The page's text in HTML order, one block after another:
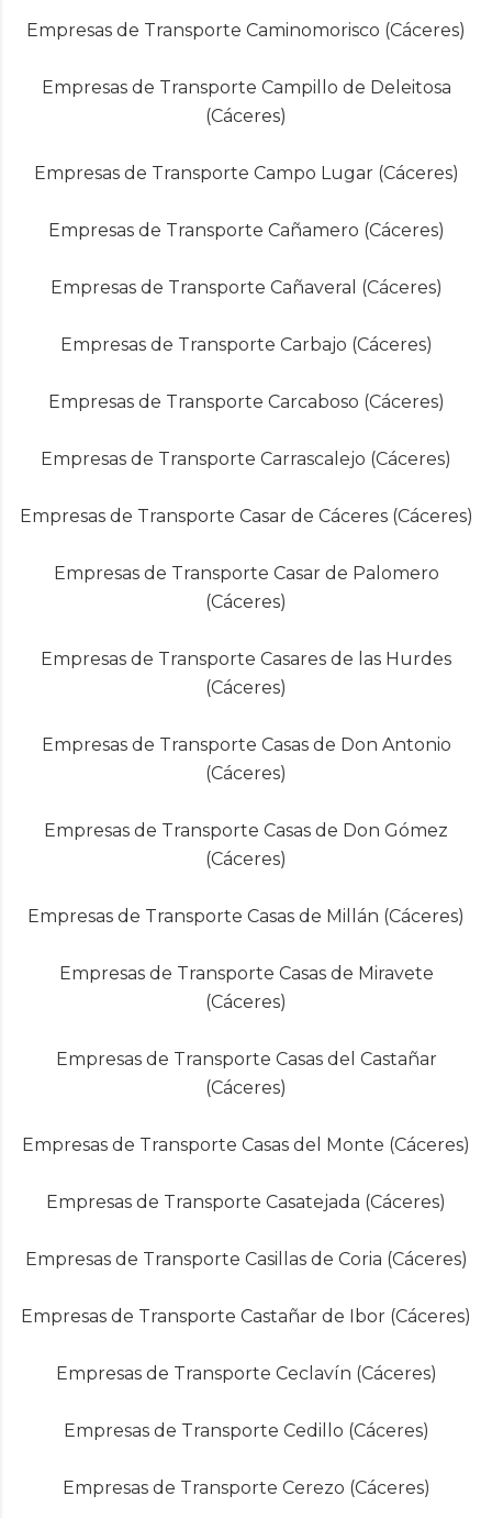
Empresas de Transporte Caminomorisco (Cáceres)
Empresas de Transporte Campillo de Deleitosa
(Cáceres)
Empresas de Transporte Campo Lugar (Cáceres)
Empresas de Transporte Cañamero (Cáceres)
Empresas de Transporte Cañaveral (Cáceres)
Empresas de Transporte Carbajo (Cáceres)
Empresas de Transporte Carcaboso (Cáceres)
Empresas de Transporte Carrascalejo (Cáceres)
Empresas de Transporte Casar de Cáceres (Cáceres)
Empresas de Transporte Casar de Palomero
(Cáceres)
Empresas de Transporte Casares de las Hurdes
(Cáceres)
Empresas de Transporte Casas de Don Antonio
(Cáceres)
Empresas de Transporte Casas de Don Gómez
(Cáceres)
Empresas de Transporte Casas de Millán (Cáceres)
Empresas de Transporte Casas de Miravete
(Cáceres)
Empresas de Transporte Casas del Castañar
(Cáceres)
Empresas de Transporte Casas del Monte (Cáceres)
Empresas de Transporte Casatejada (Cáceres)
Empresas de Transporte Casillas de Coria (Cáceres)
Empresas de Transporte Castañar de Ibor (Cáceres)
Empresas de Transporte Ceclavín (Cáceres)
Empresas de Transporte Cedillo (Cáceres)
Empresas de Transporte Cerezo (Cáceres)